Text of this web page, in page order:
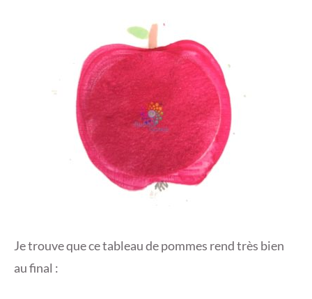
Je trouve que ce tableau de pommes rend très bien
au final :